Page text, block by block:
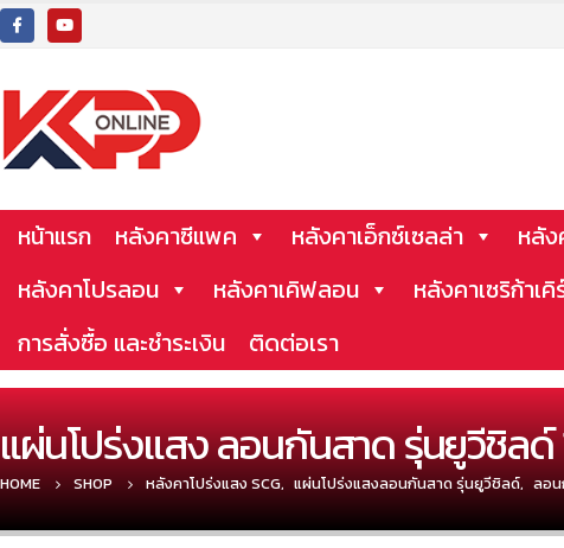
หน้าแรก หลังคาซีแพค หลังคาเอ็กซ์เซลล่า หลัง
หลังคาโปรลอน
หลังคาเคิฟลอน หลังคาเซริก้าเ
การสั่งซื้อ และชำระเงิน
ติดต่อเรา
แผ่นโปร่งแสง ลอนกันสาด รุ่นยูวีชิล
HOME SHOP หลังคาโปร่งแสง SCG, แผ่นโปร่งแสงลอนกันสาด รุ่นยูวีชิลด์, ลอ